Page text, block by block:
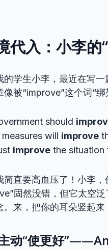
代入：小李
的学生小李，最近在写
被“improve”这个词“绑
should
measures will improve
improve the situation
简直要高血压了！小李
固然没错，但它太空
。来，把你的耳朵竖起来
动“使更好